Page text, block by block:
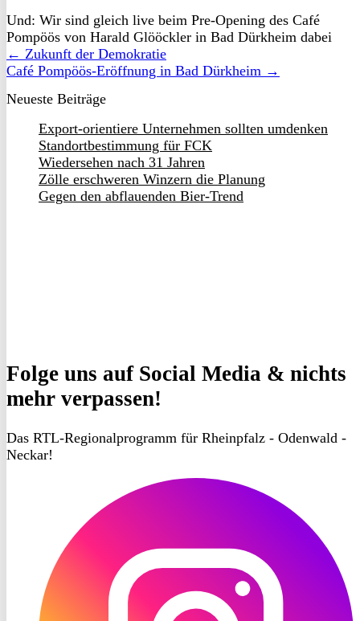
Und: Wir sind gleich live beim Pre-Opening des Café
Pompöös von Harald Glööckler in Bad Dürkheim dabei
← Zukunft der Demokratie
Café Pompöös-Eröffnung in Bad Dürkheim →
Neueste Beiträge
Export-orientiere Unternehmen sollten umdenken
Standortbestimmung für FCK
Wiedersehen nach 31 Jahren
Zölle erschweren Winzern die Planung
Gegen den abflauenden Bier-Trend
Folge uns auf Social Media & nichts
mehr verpassen!
Das RTL-Regionalprogramm für Rheinpfalz - Odenwald -
Neckar!
Instagram